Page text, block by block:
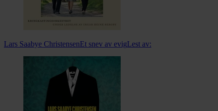
Lars Saabye ChristensenEt snev av evigLest av: